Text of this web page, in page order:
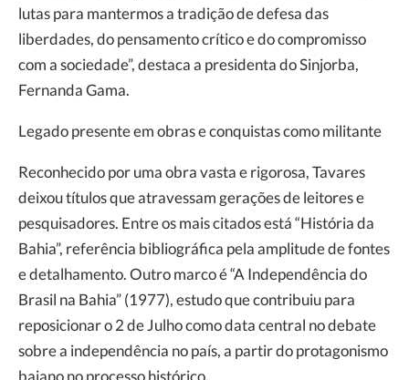
lutas para mantermos a tradição de defesa das
liberdades, do pensamento crítico e do compromisso
com a sociedade”, destaca a presidenta do Sinjorba,
Fernanda Gama.
Legado presente em obras e conquistas como militante
Reconhecido por uma obra vasta e rigorosa, Tavares
deixou títulos que atravessam gerações de leitores e
pesquisadores. Entre os mais citados está “História da
Bahia”, referência bibliográfica pela amplitude de fontes
e detalhamento. Outro marco é “A Independência do
Brasil na Bahia” (1977), estudo que contribuiu para
reposicionar o 2 de Julho como data central no debate
sobre a independência no país, a partir do protagonismo
baiano no processo histórico.